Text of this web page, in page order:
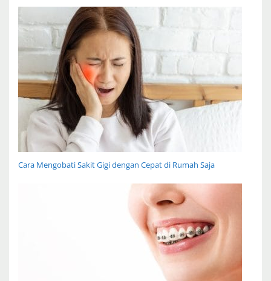
Cara Mengobati Sakit Gigi dengan Cepat di Rumah Saja